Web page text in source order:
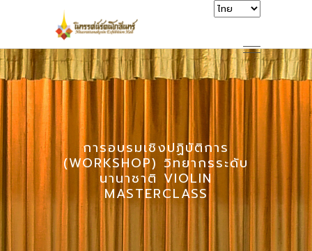
การอบรมเชิงปฏิบัติการ
(WORKSHOP) วิทยากรระดับ
นานาชาติ VIOLIN
MASTERCLASS